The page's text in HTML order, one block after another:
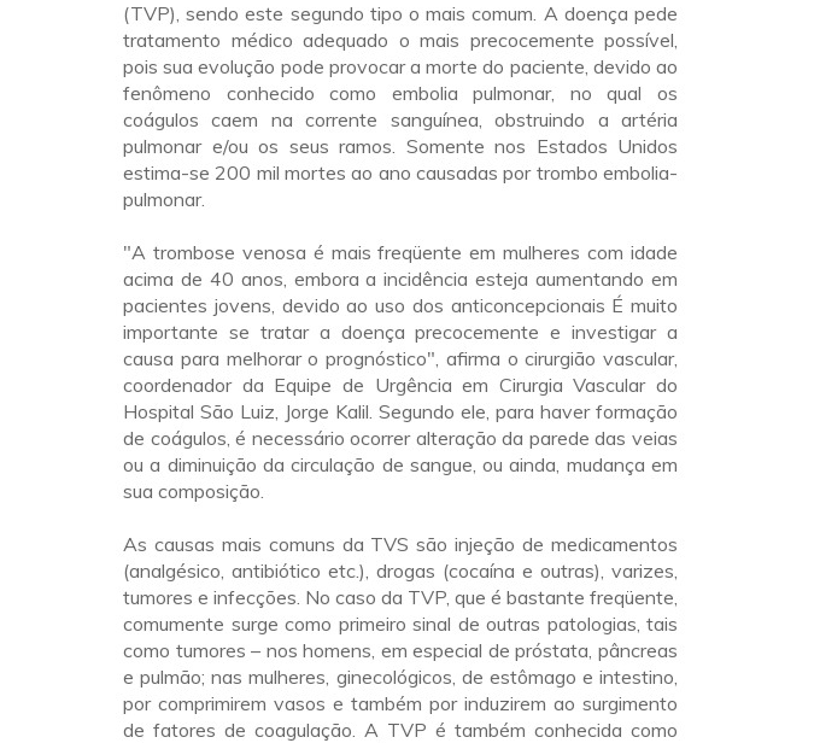
(TVP), sendo este segundo tipo o mais comum. A doença pede
tratamento médico adequado o mais precocemente possível,
pois sua evolução pode provocar a morte do paciente, devido ao
fenômeno conhecido como embolia pulmonar, no qual os
coágulos caem na corrente sanguínea, obstruindo a artéria
pulmonar e/ou os seus ramos. Somente nos Estados Unidos
estima-se 200 mil mortes ao ano causadas por trombo embolia-
pulmonar.
"A trombose venosa é mais freqüente em mulheres com idade
acima de 40 anos, embora a incidência esteja aumentando em
pacientes jovens, devido ao uso dos anticoncepcionais É muito
importante se tratar a doença precocemente e investigar a
causa para melhorar o prognóstico", afirma o cirurgião vascular,
coordenador da Equipe de Urgência em Cirurgia Vascular do
Hospital São Luiz, Jorge Kalil. Segundo ele, para haver formação
de coágulos, é necessário ocorrer alteração da parede das veias
ou a diminuição da circulação de sangue, ou ainda, mudança em
sua composição.
As causas mais comuns da TVS são injeção de medicamentos
(analgésico, antibiótico etc.), drogas (cocaína e outras), varizes,
tumores e infecções. No caso da TVP, que é bastante freqüente,
comumente surge como primeiro sinal de outras patologias, tais
como tumores – nos homens, em especial de próstata, pâncreas
e pulmão; nas mulheres, ginecológicos, de estômago e intestino,
por comprimirem vasos e também por induzirem ao surgimento
de fatores de coagulação. A TVP é também conhecida como